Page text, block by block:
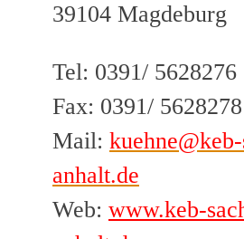
39104 Magdeburg
Tel: 0391/ 5628276
Fax: 0391/ 5628278
Mail:
anhalt.de
Web: www.keb-